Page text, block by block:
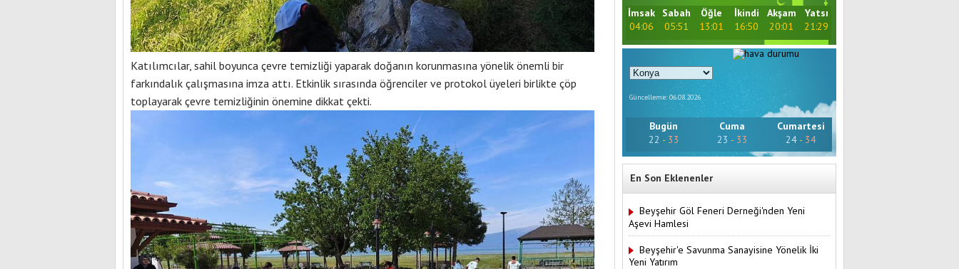
Katılımcılar, sahil boyunca çevre temizliği yaparak doğanın korunmasına yönelik önemli bir
farkındalık çalışmasına imza attı. Etkinlik sırasında öğrenciler ve protokol üyeleri birlikte çöp
toplayarak çevre temizliğinin önemine dikkat çekti.
İmsak
04:06
Sabah
05:51
Öğle
13:01
İkindi
16:50
Akşam
20:01
Yatsı
21:29
Güncelleme: 06.08.2026
Bugün
22 - 33
Cuma
23 - 33
Cumartesi
24- 34
En Son Eklenenler
Beyşehir Göl Feneri Derneği'nden Yeni
Aşevi Hamlesi
Beyşehir'e Savunma Sanayisine Yönelik İki
Yeni Yatırım